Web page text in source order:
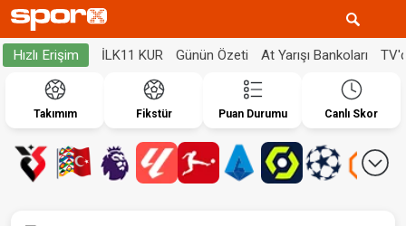
Hızlı Erişim İLK11 KUR Günün Özeti At Yarışı Bankoları
Takımım Fikstür Puan Durumu Canlı Skor